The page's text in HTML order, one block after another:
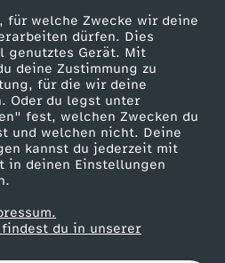
für welche Zwecke wir deine
dürfen. Dies
genutztes Gerät. Mit
deine Zustimmung zu
für die wir deine
Oder du legst unter
fest, welchen Zwecken du
und welchen nicht. Deine
kannst du jederzeit mit
in deinen Einstellungen
du in unserer